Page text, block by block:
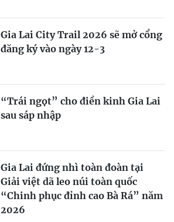
Gia Lai City Trail 2026 sẽ mở cổng
đăng ký vào ngày 12-3
“Trái ngọt” cho điền kinh Gia Lai
sau sáp nhập
Gia Lai đứng nhì toàn đoàn tại
Giải việt dã leo núi toàn quốc
“Chinh phục đỉnh cao Bà Rá” năm
2026